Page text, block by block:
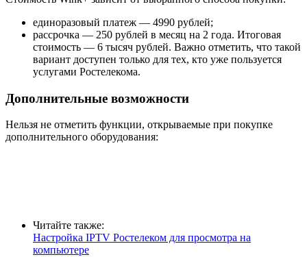
единоразовый платеж — 4990 рублей;
рассрочка — 250 рублей в месяц на 2 года. Итоговая
стоимость — 6 тысяч рублей. Важно отметить, что такой
вариант доступен только для тех, кто уже пользуется
услугами Ростелекома.
Дополнительные возможности
Нельзя не отметить функции, открываемые при покупке
дополнительного оборудования:
Читайте также:
Настройка IPTV Ростелеком для просмотра на
компьютере